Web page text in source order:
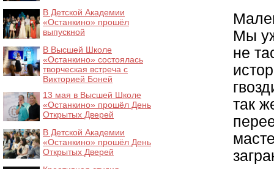
Мы
не
так
В Детской Академии
«Останкино» прошёл
выпускной
В Высшей Школе
«Останкино» состоялась
творческая встреча с
Викторией Боней
13 мая в Высшей Школе
«Останкино» прошёл День
Открытых Дверей
В Детской Академии
«Останкино» прошёл День
Открытых Дверей